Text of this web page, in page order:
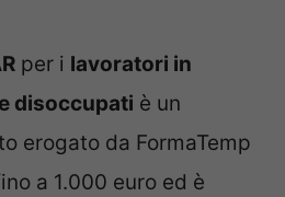
per i lavoratori in
disoccupati è un
erogato da FormaTemp
a 1.000 euro ed è